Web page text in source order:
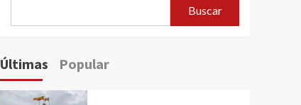
Buscar
Últimas Popular